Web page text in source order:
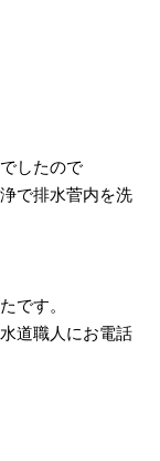
したので
で排水菅内を洗
です。
道職人にお電話